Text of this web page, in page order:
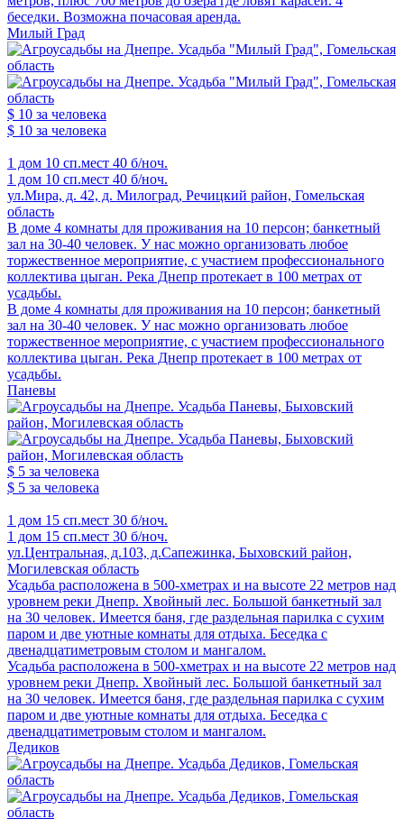
беседки. Возможна почасовая аренда.
Милый Град
$ 10 за человека
$ 10 за человека
1 дом 10 сп.мест 40 б/ноч.
1 дом 10 сп.мест 40 б/ноч.
ул.Мира, д. 42, д. Милоград, Речицкий район, Гомельская
область
В доме 4 комнаты для проживания на 10 персон; банкетный
зал на 30-40 человек. У нас можно организовать любое
торжественное мероприятие, с участием профессионального
коллектива цыган. Река Днепр протекает в 100 метрах от
усадьбы.
В доме 4 комнаты для проживания на 10 персон; банкетный
зал на 30-40 человек. У нас можно организовать любое
торжественное мероприятие, с участием профессионального
коллектива цыган. Река Днепр протекает в 100 метрах от
усадьбы.
Паневы
$ 5 за человека
$ 5 за человека
1 дом 15 сп.мест 30 б/ноч.
1 дом 15 сп.мест 30 б/ноч.
ул.Центральная, д.103, д.Сапежинка, Быховский район,
Могилевская область
Усадьба расположена в 500-хметрах и на высоте 22 метров над
уровнем реки Днепр. Хвойный лес. Большой банкетный зал
на 30 человек. Имеется баня, где раздельная парилка с сухим
паром и две уютные комнаты для отдыха. Беседка с
двенадцатиметровым столом и мангалом.
Усадьба расположена в 500-хметрах и на высоте 22 метров над
уровнем реки Днепр. Хвойный лес. Большой банкетный зал
на 30 человек. Имеется баня, где раздельная парилка с сухим
паром и две уютные комнаты для отдыха. Беседка с
двенадцатиметровым столом и мангалом.
Дедиков